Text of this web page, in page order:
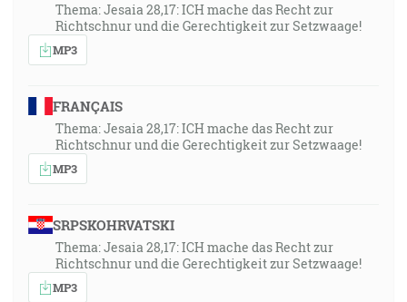
Thema: Jesaia 28,17: ICH mache das Recht zur
Richtschnur und die Gerechtigkeit zur Setzwaage!
MP3
FRANÇAIS
Thema: Jesaia 28,17: ICH mache das Recht zur
Richtschnur und die Gerechtigkeit zur Setzwaage!
MP3
SRPSKOHRVATSKI
Thema: Jesaia 28,17: ICH mache das Recht zur
Richtschnur und die Gerechtigkeit zur Setzwaage!
MP3